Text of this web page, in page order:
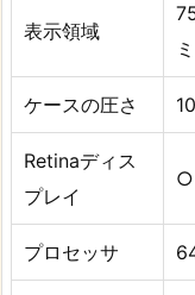
表示領域
ケースの圧さ
Retinaディス
プレイ
○
プロセッサ